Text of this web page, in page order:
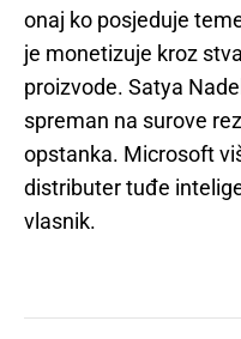
onaj ko posjeduje
je monetizuje kroz
proizvode. Satya
spreman na surove
opstanka. Microsoft
distributer tuđe
vlasnik.